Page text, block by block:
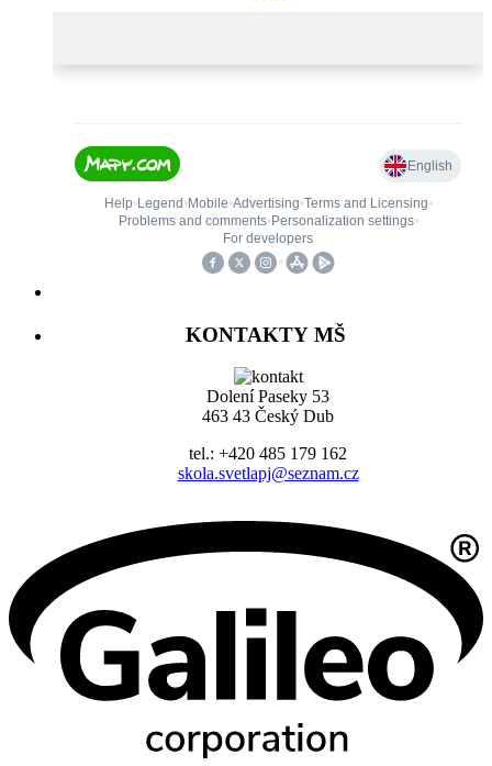
KONTAKTY MŠ
Dolení Paseky 53
463 43 Český Dub
tel.: +420 485 179 162
skola.svetlapj@seznam.cz